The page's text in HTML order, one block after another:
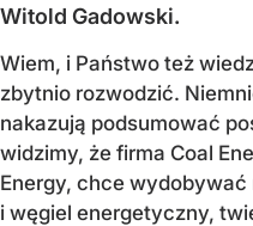
Witold Gadowski.
Wiem, i Państwo też
zbytnio rozwodzić.
nakazują podsumować
widzimy, że firma Coal
Energy, chce
i węgiel energetyczny,